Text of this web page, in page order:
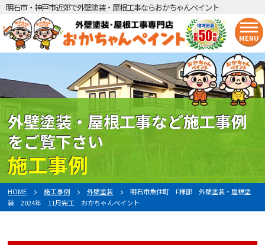
明石市・神戸市近郊で外壁塗装・屋根工事ならおかちゃんペイント
MENU
外壁塗装・屋根工事など施工事例
をご覧下さい
施工事例
HOME 施工事例 外壁塗装
明石市魚住町 F様邸 外壁塗装・屋根塗
装 2024年 11月完工 おかちゃんペイント